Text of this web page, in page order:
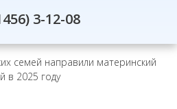
3-12-08
семей направили материнский
в 2025 году